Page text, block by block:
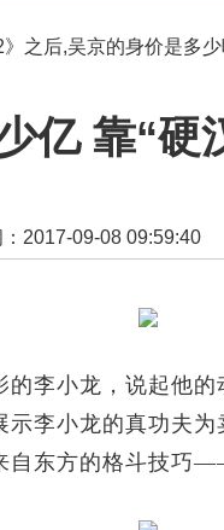
之后,吴京的身价是多
亿 靠“硬
2017-09-08 09:59:40
小龙，说起他的
李小龙的真功夫
自东方的格斗技巧